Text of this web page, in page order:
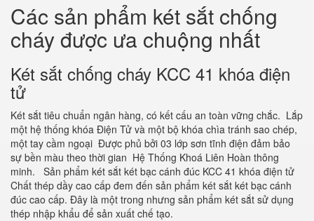
Các sản phẩm két sắt chống
cháy được ưa chuộng nhất
Két sắt chống cháy KCC 41 khóa điện
tử
Két sắt tiêu chuẩn ngân hàng, có kết cấu an toàn vững chắc. Lắp
một hệ thống khóa Điện Tử và một bộ khóa chìa tránh sao chép,
một tay cầm ngoại Được phủ bởi 03 lớp sơn tĩnh điện đảm bảo
sự bền màu theo thời gian Hệ Thống Khoá Liên Hoàn thông
minh. Sản phẩm két sắt két bạc cánh đúc KCC 41 khóa điện tử
Chất thép dầy cao cấp đem đến sản phẩm két sắt két bạc cánh
đúc cao cấp. Đây là một trong nhưng sản phẩm két sắt sử dụng
thép nhập khẩu để sản xuất chế tạo.